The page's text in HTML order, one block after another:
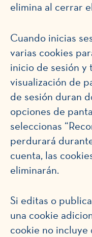
elimina al cerrar
Cuando inicias
varias cookies
inicio de sesión y
visualización de
de sesión duran
opciones de
seleccionas
perdurará
cuenta, las
eliminarán.
Si editas o
una cookie
cookie no incluye